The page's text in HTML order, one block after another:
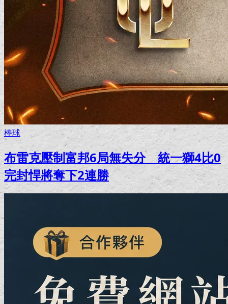
棒球
布雷克壓制富邦6局無失分 統一獅4比0
完封悍將奪下2連勝